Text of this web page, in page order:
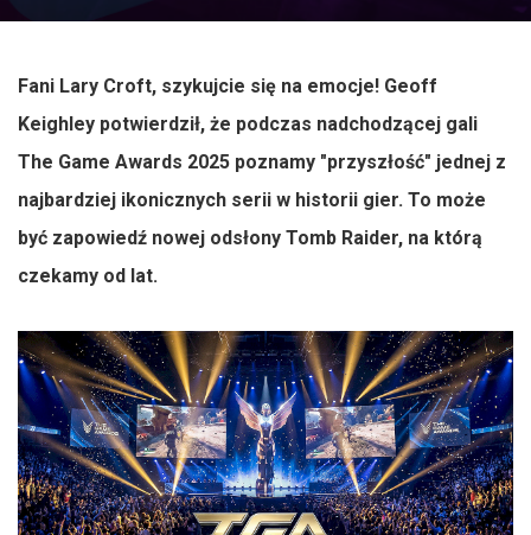
Fani Lary Croft, szykujcie się na emocje! Geoff
Keighley potwierdził, że podczas nadchodzącej gali
The Game Awards 2025 poznamy "przyszłość" jednej z
najbardziej ikonicznych serii w historii gier. To może
być zapowiedź nowej odsłony Tomb Raider, na którą
czekamy od lat.